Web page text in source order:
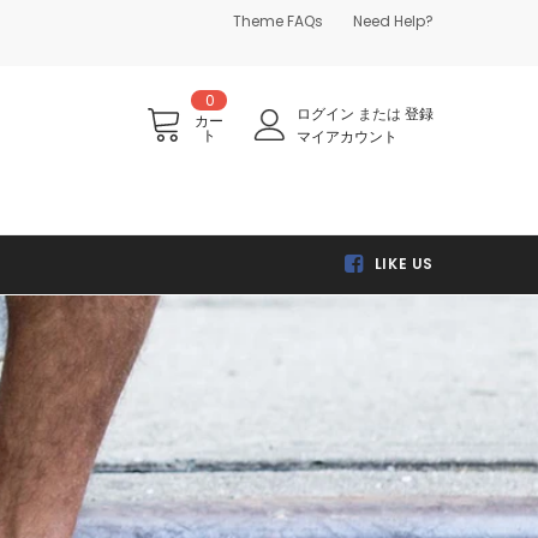
Theme FAQs Need Help?
0
カー
ト
ログイン または 登録
マイアカウント
LIKE US